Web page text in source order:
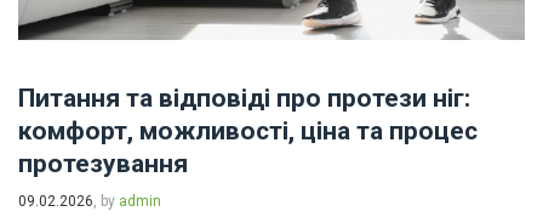
Питання та відповіді про протези ніг:
комфорт, можливості, ціна та процес
протезування
09.02.2026, by admin